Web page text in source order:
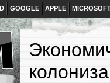
GOOGLE APPLE